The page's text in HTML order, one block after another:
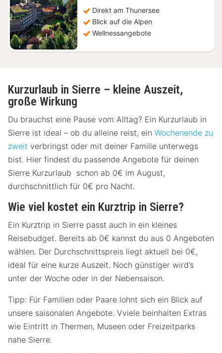
€
Direkt am Thunersee
Blick auf die Alpen
Wellnessangebote
Kurzurlaub in Sierre – kleine Auszeit,
große Wirkung
Du brauchst eine Pause vom Alltag? Ein Kurzurlaub in
Sierre ist ideal – ob du alleine reist, ein Wochenende zu
zweit verbringst oder mit deiner Familie unterwegs
bist. Hier findest du passende Angebote für deinen
Sierre Kurzurlaub schon ab 0€ im August,
durchschnittlich für 0€ pro Nacht.
Wie viel kostet ein Kurztrip in Sierre?
Ein Kurztrip in Sierre passt auch in ein kleines
Reisebudget. Bereits ab 0€ kannst du aus 0 Angeboten
wählen. Der Durchschnittspreis liegt aktuell bei 0€,
ideal für eine kurze Auszeit. Noch günstiger wird’s
unter der Woche oder in der Nebensaison.
Tipp: Für Familien oder Paare lohnt sich ein Blick auf
unsere saisonalen Angebote. Vviele beinhalten Extras
wie Eintritt in Thermen, Museen oder Freizeitparks
nahe Sierre.